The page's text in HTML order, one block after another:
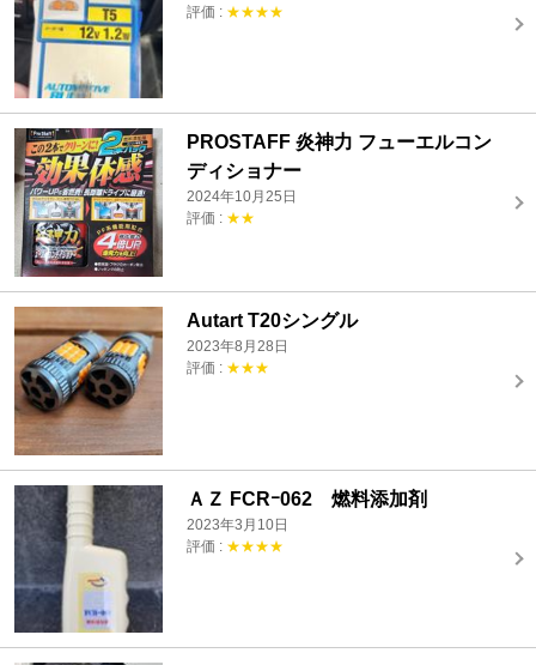
評価 : ★★★★
PROSTAFF 炎神力 フューエルコン
ディショナー
2024年10月25日
評価 : ★★
Autart T20シングル
2023年8月28日
評価 : ★★★
ＡＺ FCRｰ062 燃料添加剤
2023年3月10日
評価 : ★★★★